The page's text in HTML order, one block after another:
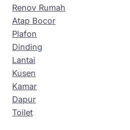
Renov Rumah
Atap Bocor
Plafon
Dinding
Lantai
Kusen
Kamar
Dapur
Toilet